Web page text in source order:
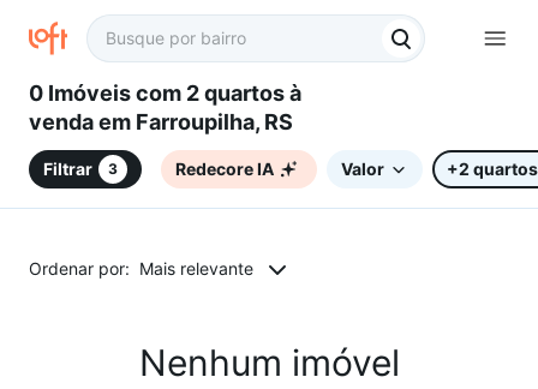
0 Imóveis com 2 quartos à
venda em Farroupilha, RS
Filtrar 3 Redecore IA Valor +2 quartos
Ordenar por: Mais relevante
Nenhum imóvel